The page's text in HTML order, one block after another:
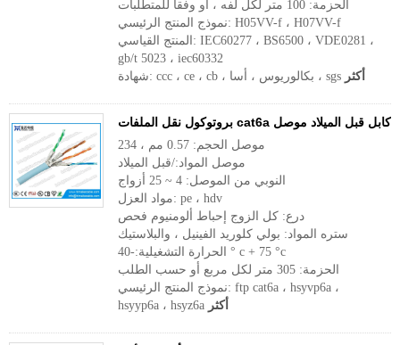
الحزمة: 100 متر لكل لفه ، أو وفقا للمتطلبات
نموذج المنتج الرئيسي: H05VV-f ، H07VV-f
المنتج القياسي: IEC60277 ، BS6500 ، VDE0281 ،
gb/t 5023 ، iec60332
شهادة: ccc ، ce ، cb ، بكالوريوس ، أسا ، sgs أكثر
بروتوكول نقل الملفات cat6a كابل قبل الميلاد موصل
موصل الحجم: 0.57 مم ، 234
موصل المواد:/قبل الميلاد
النوبي من الموصل: 4 ~ 25 أزواج
مواد العزل: pe ، hdv
درع: كل الزوج إحباط ألومنيوم فحص
ستره المواد: بولي كلوريد الفينيل ، والبلاستيك
الحرارة التشغيلية:-40 ° c + 75 °c
الحزمة: 305 متر لكل مربع أو حسب الطلب
نموذج المنتج الرئيسي: ftp cat6a ، hsyvp6a ،
hsyyp6a ، hsyz6a أكثر